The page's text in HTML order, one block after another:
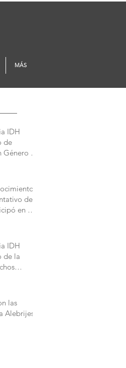
IDH
de
Género y
de
en el
IDH
de la
las
Alebrijes
MÁS